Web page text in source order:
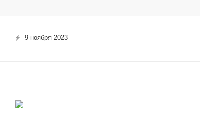
9 ноября 2023